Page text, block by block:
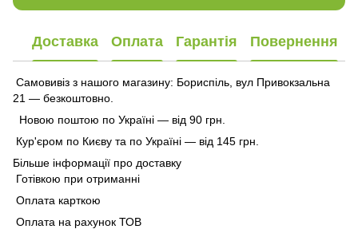
Доставка Оплата Гарантія Повернення
Самовивіз з нашого магазину: Бориспіль, вул Привокзальна
21 — безкоштовно.
Новою поштою по Україні — від 90 грн.
Кур'єром по Києву та по Україні — від 145 грн.
Більше інформації про доставку
Готівкою при отриманні
Оплата карткою
Оплата на рахунок ТОВ